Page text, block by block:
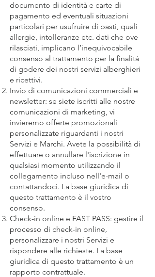
documento di identità e carte di
pagamento ed eventuali situazioni
particolari per usufruire di pasti, quali
allergie, intolleranze etc. dati che ove
rilasciati, implicano l’inequivocabile
consenso al trattamento per la finalità
di godere dei nostri servizi alberghieri
e ricettivi.
Invio di comunicazioni commerciali e
newsletter: se siete iscritti alle nostre
comunicazioni di marketing, vi
invieremo offerte promozionali
personalizzate riguardanti i nostri
Servizi e Marchi. Avete la possibilità di
effettuare o annullare l'iscrizione in
qualsiasi momento utilizzando il
collegamento incluso nell'e-mail o
contattandoci. La base giuridica di
questo trattamento è il vostro
consenso.
Check-in online e FAST PASS: gestire il
processo di check-in online,
personalizzare i nostri Servizi e
rispondere alle richieste. La base
giuridica di questo trattamento è un
rapporto contrattuale.